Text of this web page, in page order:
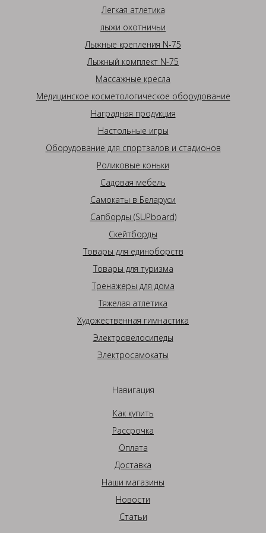
Легкая атлетика
лыжи охотничьи
Лыжные крепления N-75
Лыжный комплект N-75
Массажные кресла
Медицинское косметологическое оборудование
Наградная продукция
Настольные игры
Оборудование для спортзалов и стадионов
Роликовые коньки
Садовая мебель
Самокаты в Беларуси
Сапборды (SUPboard)
Скейтборды
Товары для единоборств
Товары для туризма
Тренажеры для дома
Тяжелая атлетика
Художественная гимнастика
Электровелосипеды
Электросамокаты
Навигация
Как купить
Рассрочка
Оплата
Доставка
Наши магазины
Новости
Статьи